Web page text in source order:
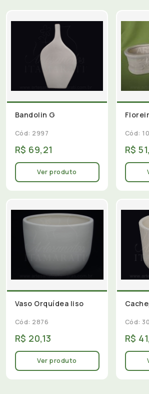
Bandolin G
Cód: 2997
R$ 69,21
Ver produto
Cód:
R$
Vaso Orquídea liso
Cód: 2876
R$ 20,13
Ver produto
Cód:
R$